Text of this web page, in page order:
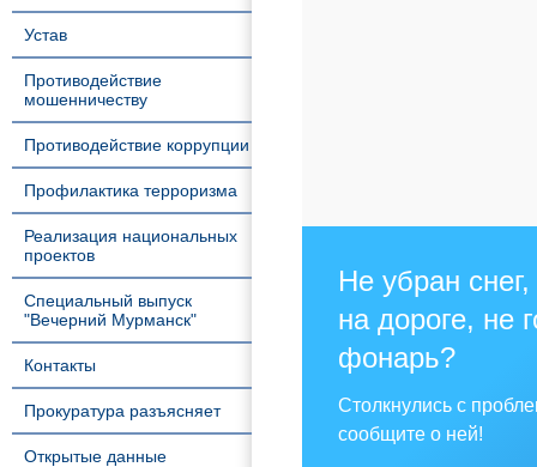
Устав
Противодействие
мошенничеству
Противодействие коррупции
Профилактика терроризма
Реализация национальных
проектов
Специальный выпуск
"Вечерний Мурманск"
Контакты
Прокуратура разъясняет
Открытые данные
Не убран
на дороге, не
фонарь?
Столкнулись с
сообщите о ней!